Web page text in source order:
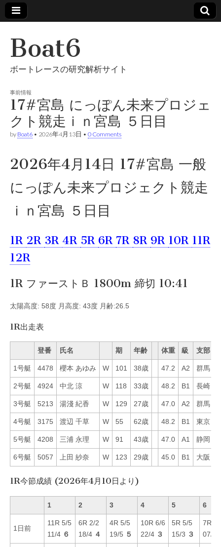
Boat6
ボートレースの研究解析サイト
事前情報
17#宮島 にっぽん未来プロジェ
クト競走ｉｎ宮島 ５日目
by Boat6 • 2026年4月13日 • 0 Comments
2026年4月14日 17#宮島 一般
にっぽん未来プロジェクト競走
ｉｎ宮島 ５日目
1R 2R 3R 4R 5R 6R 7R 8R 9R 10R 11R
12R
1R ファーストＢ 1800m 締切 10:41
太陽高度: 58度 月高度: 43度 月齢:26.5
1R出走表
登番 氏名 期 年齢 体重 級 支部
1号艇 4478 櫻本 あゆみ W 101 38歳 47.2 A2 群馬
2号艇 4924 中北 涼 W 118 33歳 48.2 B1 長崎
3号艇 5213 湯淺 紀香 W 129 27歳 47.0 A2 群馬
4号艇 3175 渡辺 千草 W 55 62歳 48.2 B1 東京
5号艇 4208 三浦 永理 W 91 43歳 47.0 A1 静岡
6号艇 5057 上田 紗奈 W 123 29歳 45.0 B1 大阪
1R今節成績 (2026年4月10日より)
1 2 3 4 5 6
1日前
11R 5/5
11/4 ６
6R 2/2
18/4 ４
4R 5/5
19/5 ５
10R 6/6
22/4 ３
5R 5/5
15/3 ３
7R 2/
07/1